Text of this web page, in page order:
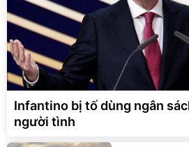
Infantino bị tố dùng ngân
người tình